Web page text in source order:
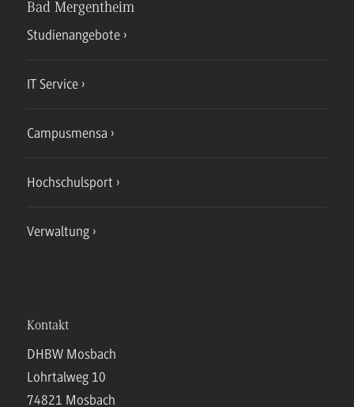
Bad Mergentheim
Studienangebote
IT Service
Campusmensa
Hochschulsport
Verwaltung
Kontakt
DHBW Mosbach
Lohrtalweg 10
74821 Mosbach